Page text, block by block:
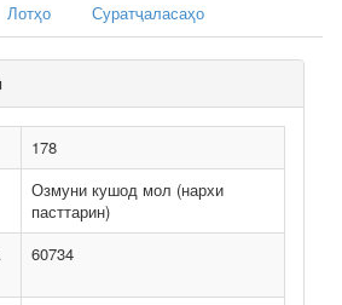
Лотҳо Суратҷаласаҳо
178
Озмуни кушод мол (нархи
пасттарин)
60734